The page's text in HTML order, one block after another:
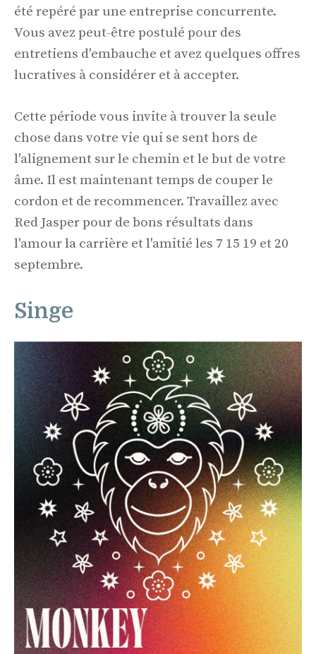
été repéré par une entreprise concurrente.
Vous avez peut-être postulé pour des
entretiens d'embauche et avez quelques offres
lucratives à considérer et à accepter.
Cette période vous invite à trouver la seule
chose dans votre vie qui se sent hors de
l'alignement sur le chemin et le but de votre
âme. Il est maintenant temps de couper le
cordon et de recommencer. Travaillez avec
Red Jasper pour de bons résultats dans
l'amour la carrière et l'amitié les 7 15 19 et 20
septembre.
Singe